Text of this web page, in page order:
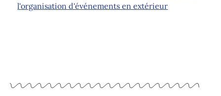
l'organisation d'événements en extérieur